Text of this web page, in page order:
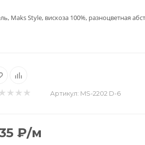
Maks Style, вискоза 100%, разноцветная
Артикул: MS-2202 D-6
₽/м